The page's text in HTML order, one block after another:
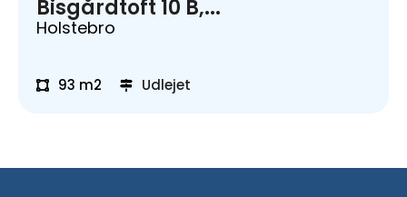
Bisgårdtoft 10 B,...
Holstebro
93 m2 Udlejet